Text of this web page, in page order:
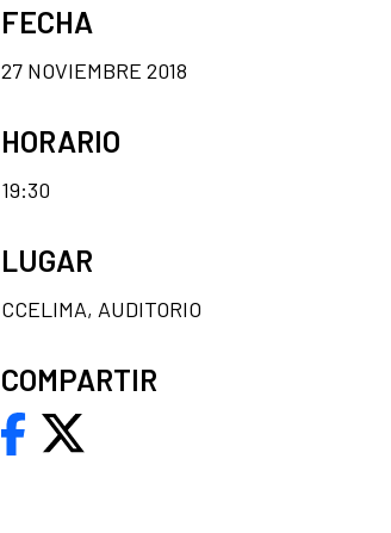
FECHA
27 NOVIEMBRE 2018
HORARIO
19:30
LUGAR
CCELIMA, AUDITORIO
COMPARTIR